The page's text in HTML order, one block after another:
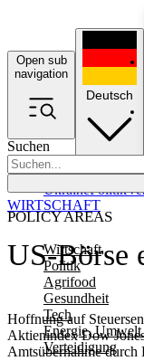
Open sub
navigation
Suchen
POLICY AREAS
Wirtschaft
Politik
Agrifood
Gesundheit
Tech
Energie,
Verteidigung
UkrainePolitik
Deutsch
US-Börse
Hoffnung auf
Aktienindex Dow
Amtsübernahme durch
WIRTSCHAFT